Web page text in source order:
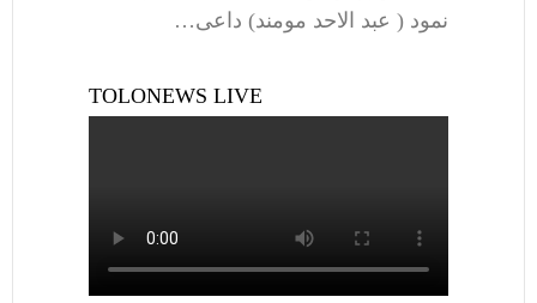
نمود ( عبد الاحد مومند) داعی…
TOLONEWS LIVE